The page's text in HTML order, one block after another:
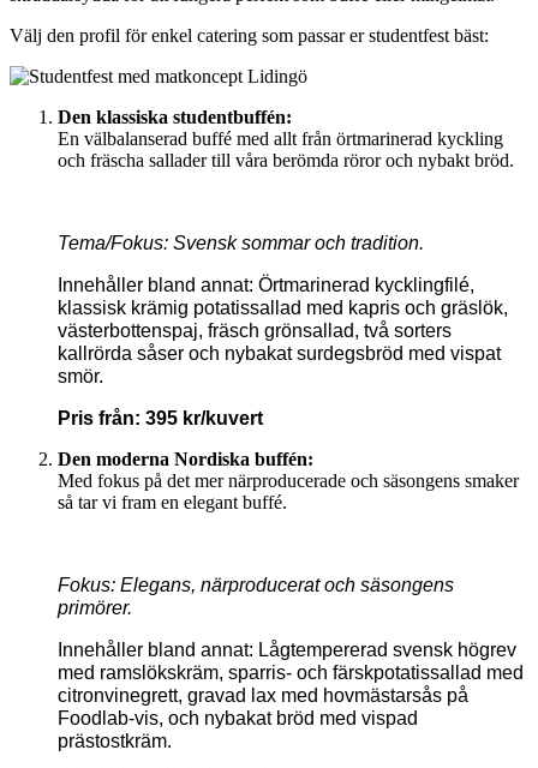
Välj den profil för enkel catering som passar er studentfest bäst:
Den klassiska studentbuffén:
En välbalanserad buffé med allt från örtmarinerad kyckling
och fräscha sallader till våra berömda röror och nybakt bröd.­
Tema/Fokus: Svensk sommar och tradition.
Innehåller bland annat: Örtmarinerad kycklingfilé,
klassisk krämig potatissallad med kapris och gräslök,
västerbottenspaj, fräsch grönsallad, två sorters
kallrörda såser och nybakat surdegsbröd med vispat
smör.
Pris från: 395 kr/kuvert
Den moderna Nordiska buffén:
Med fokus på det mer närproducerade och säsongens smaker
så tar vi fram en elegant buffé.
Fokus: Elegans, närproducerat och säsongens
primörer.
Innehåller bland annat: Lågtempererad svensk högrev
med ramslökskräm, sparris- och färskpotatissallad med
citronvinegrett, gravad lax med hovmästarsås på
Foodlab-vis, och nybakat bröd med vispad
prästostkräm.